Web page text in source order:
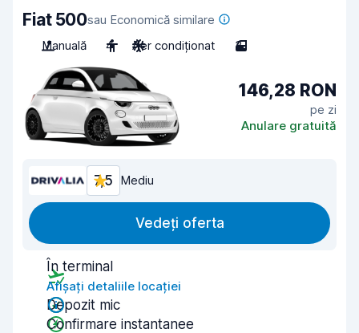
Fiat 500sau Economică similare
Manuală
4 Aer condiționat 3
146,28 RON
pe zi
Anulare gratuită
7,5 Mediu
Vedeți oferta
În terminal
Afișați detaliile locației
Depozit mic
Confirmare instantanee